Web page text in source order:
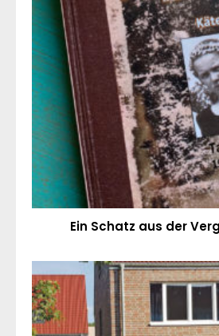
Ein Schatz aus der